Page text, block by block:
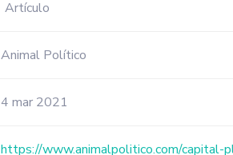
Artículo
Animal Político
4 mar 2021
https://www.animalpolitico.com/capital-